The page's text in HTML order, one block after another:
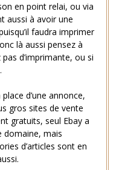
en point relai, ou via
aussi à avoir une
faudra imprimer
là aussi pensez à
d’imprimante, ou si
d’une annonce,
gros sites de vente
gratuits, seul Ebay a
domaine, mais
d’articles sont en